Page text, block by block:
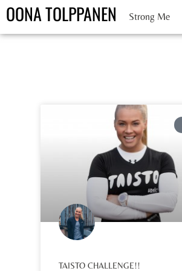
OONA TOLPPANEN Strong Me
TAISTO CHALLENGE!!